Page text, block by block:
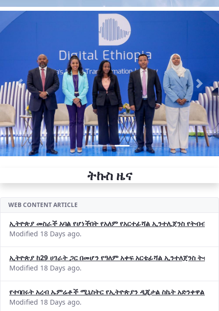
Previous Next
ትኩስ ዜና
WEB CONTENT ARTICLE
ኢትዮጵያ መስራች አባል የሆነችበት የአለም የአርተፊሻል ኢንተሊጀንስ የትብብር
Modified 18 Days ago.
ኢትዮጵያ ከ29 ሀገራት ጋር በመሆን የዓለም አቀፍ አርቴፊሻል ኢንተለጀንስ
Modified 18 Days ago.
የተባበሩት አረብ ኤምሬቶች ሚኒስትር የኢትዮጵያን ዲጂታል ስኬት አድንቀዋል
Modified 18 Days ago.